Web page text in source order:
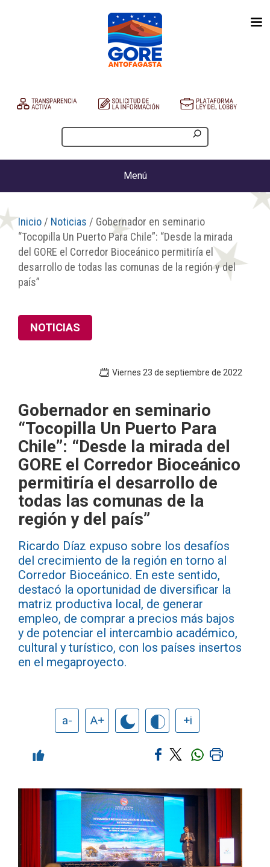
Menú
Inicio / Noticias / Gobernador en seminario
“Tocopilla Un Puerto Para Chile”: “Desde la mirada
del GORE el Corredor Bioceánico permitiría el
desarrollo de todas las comunas de la región y del
país”
NOTICIAS
Viernes 23 de septiembre de 2022
Gobernador en seminario
“Tocopilla Un Puerto Para
Chile”: “Desde la mirada del
GORE el Corredor Bioceánico
permitiría el desarrollo de
todas las comunas de la
región y del país”
Ricardo Díaz expuso sobre los desafíos
del crecimiento de la región en torno al
Corredor Bioceánico. En este sentido,
destacó la oportunidad de diversificar la
matriz productiva local, de generar
empleo, de comprar a precios más bajos
y de potenciar el intercambio académico,
cultural y turístico, con los países insertos
en el megaproyecto.
a- A+ +i